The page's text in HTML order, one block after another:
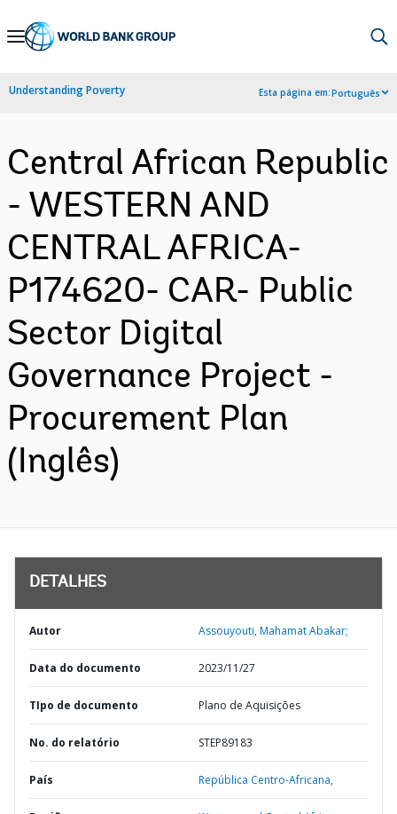
Skip
Navigation
Understanding Poverty Esta página em:Português
Central African Republic
- WESTERN AND
CENTRAL AFRICA-
P174620- CAR- Public
Sector Digital
Governance Project -
Procurement Plan
(Inglês)
DETALHES
Autor Assouyouti, Mahamat Abakar;
Data do documento 2023/11/27
TIpo de documento Plano de Aquisições
No. do relatório STEP89183
País República Centro-Africana,